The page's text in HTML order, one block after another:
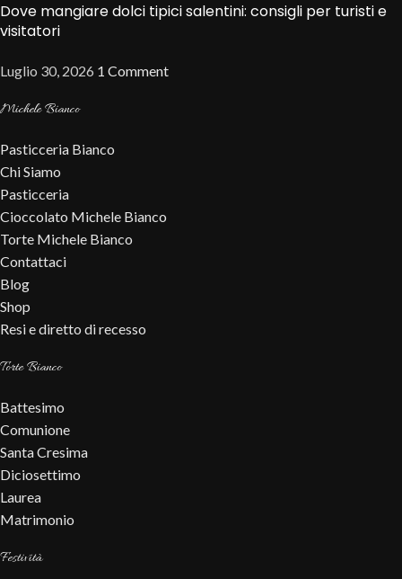
Dove mangiare dolci tipici salentini: consigli per turisti e
visitatori
Luglio 30, 2026 1 Comment
Michele Bianco
Pasticceria Bianco
Chi Siamo
Pasticceria
Cioccolato Michele Bianco
Torte Michele Bianco
Contattaci
Blog
Shop
Resi e diretto di recesso
Torte Bianco
Battesimo
Comunione
Santa Cresima
Diciosettimo
Laurea
Matrimonio
Festività